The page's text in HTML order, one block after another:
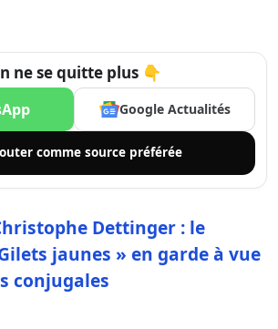
ne se quitte plus 👇
Google Actualités
comme source préférée
Dettinger : le
jaunes » en garde à vue
conjugales